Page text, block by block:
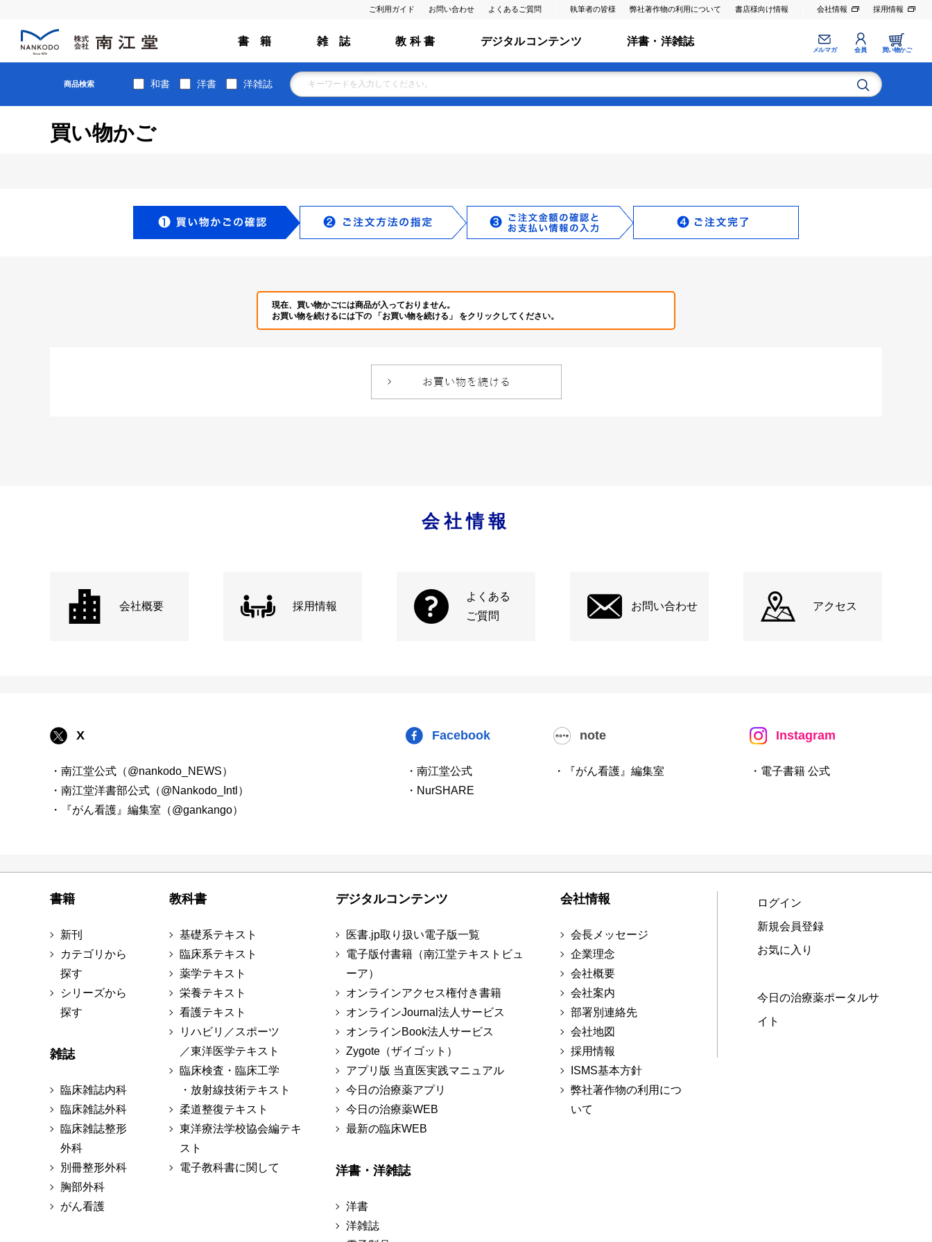
ご利用ガイド お問い合わせ よくあるご質問 執筆者の皆様 弊社著作物の利用について 書店様向け情報 会社情報 採用情報
書 籍 雑 誌 教 科 書 デジタルコンテンツ 洋書・洋雑誌
メルマガ 会員 買い物かご
商品検索 和書 洋書 洋雑誌
買い物かご
現在、買い物かごには商品が入っておりません。
お買い物を続けるには下の 「お買い物を続ける」 をクリックしてください。
会社情報
会社概要 採用情報
よくある
ご質問
お問い合わせ アクセス
X
・南江堂公式（@nankodo_NEWS）
・南江堂洋書部公式（@Nankodo_Intl）
・『がん看護』編集室（@gankango）
Facebook
・南江堂公式
・NurSHARE
note
・『がん看護』編集室
Instagram
・電子書籍 公式
書籍
新刊
カテゴリから
探す
シリーズから
探す
雑誌
臨床雑誌内科
臨床雑誌外科
臨床雑誌整形
外科
別冊整形外科
胸部外科
がん看護
教科書
基礎系テキスト
臨床系テキスト
薬学テキスト
栄養テキスト
看護テキスト
リハビリ／スポーツ
／東洋医学テキスト
臨床検査・臨床工学
・放射線技術テキスト
柔道整復テキスト
東洋療法学校協会編テキ
スト
電子教科書に関して
デジタルコンテンツ
医書.jp取り扱い電子版一覧
電子版付書籍（南江堂テキストビュ
ーア）
オンラインアクセス権付き書籍
オンラインJournal法人サービス
オンラインBook法人サービス
Zygote（ザイゴット）
アプリ版 当直医実践マニュアル
今日の治療薬アプリ
今日の治療薬WEB
最新の臨床WEB
洋書・洋雑誌
洋書
洋雑誌
会社情報
会長メッセージ
企業理念
会社概要
会社案内
部署別連絡先
会社地図
採用情報
ISMS基本方針
弊社著作物の利用につ
いて
ログイン
新規会員登録
お気に入り
今日の治療薬ポータルサ
イト